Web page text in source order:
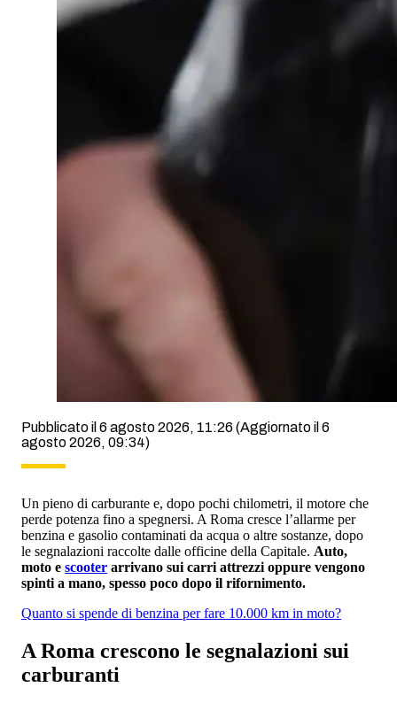
Pubblicato il 6 agosto 2026, 11:26 (Aggiornato il 6
agosto 2026, 09:34)
Un pieno di carburante e, dopo pochi chilometri, il motore che
perde potenza fino a spegnersi. A Roma cresce l’allarme per
benzina e gasolio contaminati da acqua o altre sostanze, dopo
le segnalazioni raccolte dalle officine della Capitale. Auto,
moto e scooter arrivano sui carri attrezzi oppure vengono
spinti a mano, spesso poco dopo il rifornimento.
Quanto si spende di benzina per fare 10.000 km in moto?
A Roma crescono le segnalazioni sui
carburanti